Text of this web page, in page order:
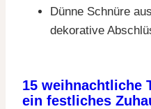
Dünne Schnüre
dekorative
15 weihnachtliche
ein festliches